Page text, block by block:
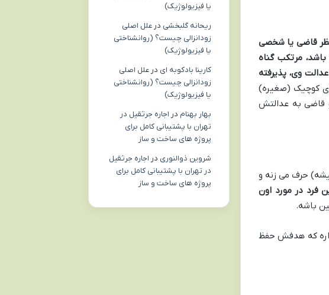
قاضی یا شخصی
مرتکب گناه
وی، پذیرفته
کوچیک (صغیره)
قاضی به عدالتش
حرف می زنه و
فرد در مورد اون
باشه.
که هدفش حفظ
یا فیزیولوژیک)
ریحانه گلبخشی در علل اصلی
زودانزالی چیست؟ (روانشناختی
یا فیزیولوژیک)
کارینا بادکوبه ای در علل اصلی
زودانزالی چیست؟ (روانشناختی
یا فیزیولوژیک)
بهار بهنام در اجاره جرثقیل در
تهران با پشتیبانی کامل برای
پروژه های ساخت و ساز
شروین ذوالنوری در اجاره جرثقیل
در تهران با پشتیبانی کامل برای
پروژه های ساخت و ساز